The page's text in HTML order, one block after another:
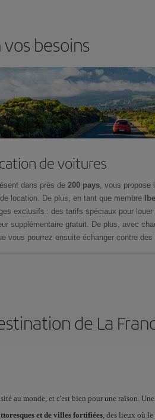
besoins
de voitures
dans près de 200 pays , vous
location. De plus, en tant que membre
exclusifs : des tarifs spéciaux pour
supplémentaire gratuit. De plus, avec
vous pourrez ensuite échanger contre
de La
au monde, et c'est bien pour une raison.
et de villes fortifiées, des lieux où le